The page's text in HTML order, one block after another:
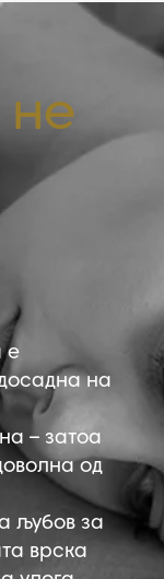
е
на
– затоа
од
љубов за
врска